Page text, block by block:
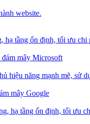
website.
hạ tầng ổn định, tối ưu chi
mây Microsoft
hiệu năng mạnh mẽ, sử
mây Google
hạ tầng ổn định, tối ưu